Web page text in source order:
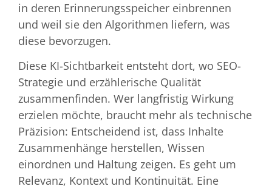
in deren Erinnerungsspeicher einbrennen
und weil sie den Algorithmen liefern, was
diese bevorzugen.
Diese KI-Sichtbarkeit entsteht dort, wo SEO-
Strategie und erzählerische Qualität
zusammenfinden. Wer langfristig Wirkung
erzielen möchte, braucht mehr als technische
Präzision: Entscheidend ist, dass Inhalte
Zusammenhänge herstellen, Wissen
einordnen und Haltung zeigen. Es geht um
Relevanz, Kontext und Kontinuität. Eine